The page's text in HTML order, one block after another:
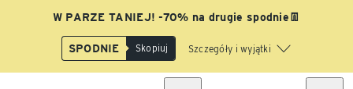
W PARZE TANIEJ! -70% na drugie spodnie👖
SPODNIE Skopiuj Szczegóły i wyjątki